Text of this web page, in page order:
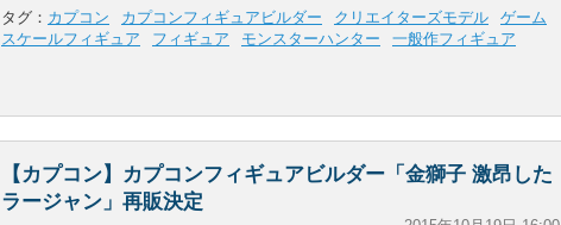
タグ： カプコン カプコンフィギュアビルダー クリエイターズモデル
ゲーム
スケールフィギュア
フィギュア モンスターハンター 一般作フィギュア
【カプコン】カプコンフィギュアビルダー「金獅子 激昂した
ラージャン」再販決定